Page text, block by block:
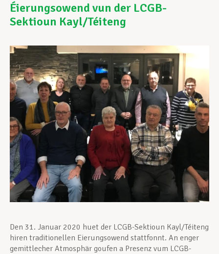
Ihre Rechte
Unterstützung im Privatleben
Berufliche Weiterentwicklung
Mitglied werden
Aktuell
Éierungsowend vun der LCGB-
Sektioun Kayl/Téiteng
Den 31. Januar 2020 huet der LCGB-Sektioun Kayl/Téiteng
hiren traditionellen Eierungsowend stattfonnt. An enger
gemittlecher Atmosphär goufen a Presenz vum LCGB-